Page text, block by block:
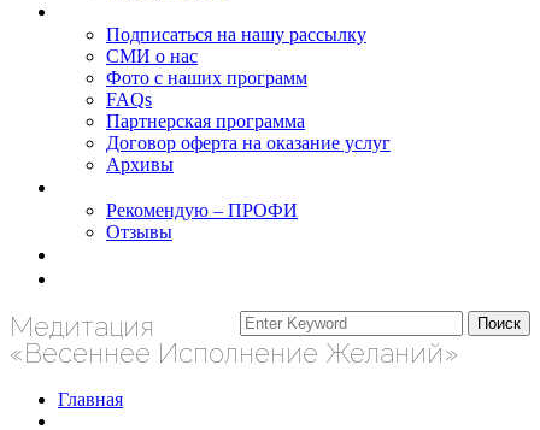
Подписаться на нашу рассылку
СМИ о нас
Фото с наших программ
FAQs
Партнерская программа
Договор оферта на оказание услуг
Архивы
Рекомендую – ПРОФИ
Отзывы
Медитация
«Весеннее Исполнение Желаний»
Главная